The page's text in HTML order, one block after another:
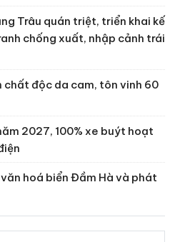
Trâu quán triệt, triển khai kế
chống xuất, nhập cảnh trái
chất độc da cam, tôn vinh 60
2027, 100% xe buýt hoạt
hoá biển Đầm Hà và phát